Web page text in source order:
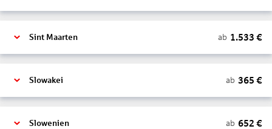
Sint Maarten ab 1.533 €
Slowakei ab 365 €
Slowenien ab 652 €